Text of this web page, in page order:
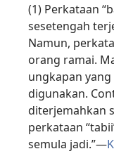
(1) Perkataan
sesetengah
Namun,
orang ramai.
ungkapan
digunakan.
diterjemahkan
perkataan
semula jadi.”—